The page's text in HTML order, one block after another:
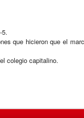
5.
que hicieron que el
colegio capitalino.